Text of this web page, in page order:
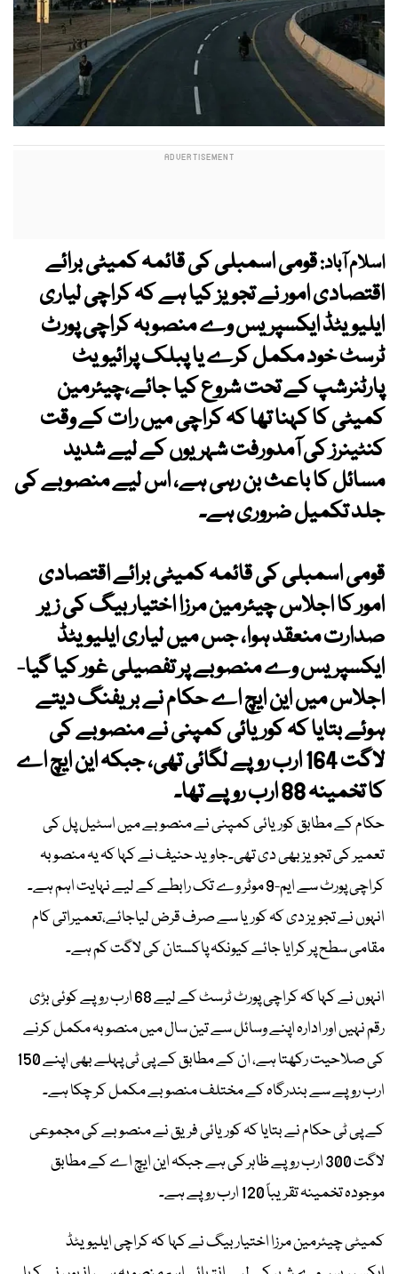
اسلام آباد:قومی اسمبلی کی قائمہ کمیٹی برائے
اقتصادی امور نے تجویز کیا ہے کہ کراچی لیاری
ایلیویٹڈ ایکسپریس وے منصوبہ کراچی پورٹ
ٹرسٹ خود مکمل کرے یا پبلک پرائیویٹ
پارٹنرشپ کے تحت شروع کیا جائے،چیئرمین
کمیٹی کا کہنا تھا کہ کراچی میں رات کے وقت
کنٹینرز کی آمدورفت شہریوں کے لیے شدید
مسائل کا باعث بن رہی ہے، اس لیے منصوبے کی
جلد تکمیل ضروری ہے۔
قومی اسمبلی کی قائمہ کمیٹی برائے اقتصادی
امور کا اجلاس چیئرمین مرزا اختیار بیگ کی زیر
صدارت منعقد ہوا، جس میں لیاری ایلیویٹڈ
ایکسپریس وے منصوبے پر تفصیلی غور کیا گیا-
اجلاس میں این ایچ اے حکام نے بریفنگ دیتے
ہوئے بتایا کہ کوریائی کمپنی نے منصوبے کی
لاگت 164 ارب روپے لگائی تھی، جبکہ این ایچ اے
کا تخمینہ 88 ارب روپے تھا۔
حکام کے مطابق کوریائی کمپنی نے منصوبے میں اسٹیل پل کی
تعمیر کی تجویز بھی دی تھی۔جاوید حنیف نے کہا کہ یہ منصوبہ
کراچی پورٹ سے ایم-9 موٹر وے تک رابطے کے لیے نہایت اہم ہے۔
انہوں نے تجویز دی کہ کوریا سے صرف قرض لیاجائے،تعمیراتی کام
مقامی سطح پر کرایا جائے کیونکہ پاکستان کی لاگت کم ہے۔
انہوں نے کہا کہ کراچی پورٹ ٹرسٹ کے لیے 68 ارب روپے کوئی بڑی
رقم نہیں اور ادارہ اپنے وسائل سے تین سال میں منصوبہ مکمل کرنے
کی صلاحیت رکھتا ہے، ان کے مطابق کے پی ٹی پہلے بھی اپنے 150
ارب روپے سے بندرگاہ کے مختلف منصوبے مکمل کر چکا ہے۔
کے پی ٹی حکام نے بتایا کہ کوریائی فریق نے منصوبے کی مجموعی
لاگت 300 ارب روپے ظاہر کی ہے جبکہ این ایچ اے کے مطابق
موجودہ تخمینہ تقریباً 120 ارب روپے ہے۔
کمیٹی چیئرمین مرزا اختیار بیگ نے کہا کہ کراچی ایلیویٹڈ